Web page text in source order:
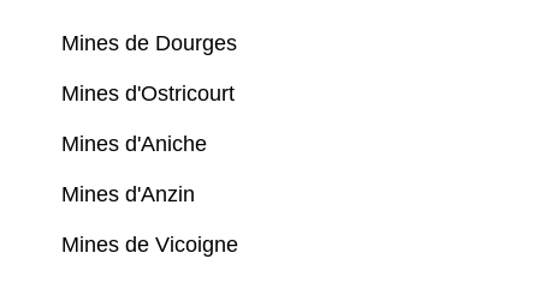
Mines de Dourges
Mines d'Ostricourt
Mines d'Aniche
Mines d'Anzin
Mines de Vicoigne